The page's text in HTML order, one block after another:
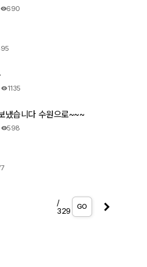
690
1135
냈습니다 수원으로~~~
598
/
329
GO